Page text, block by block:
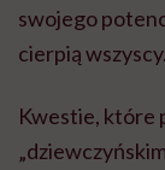
swojego
cierpią wszyscy.
Kwestie, które